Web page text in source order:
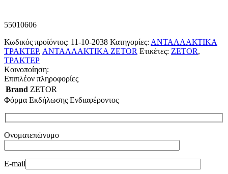
55010606
Κωδικός προϊόντος: 11-10-2038 Κατηγορίες: ΑΝΤΑΛΛΑΚΤΙΚΑ
ΤΡΑΚΤΕΡ, ΑΝΤΑΛΛΑΚΤΙΚΑ ZETOR Ετικέτες: ZETOR,
ΤΡΑΚΤΕΡ
Κοινοποίηση:
Επιπλέον πληροφορίες
Brand ZETOR
Φόρμα Εκδήλωσης Ενδιαφέροντος
Ονοματεπώνυμο
E-mail